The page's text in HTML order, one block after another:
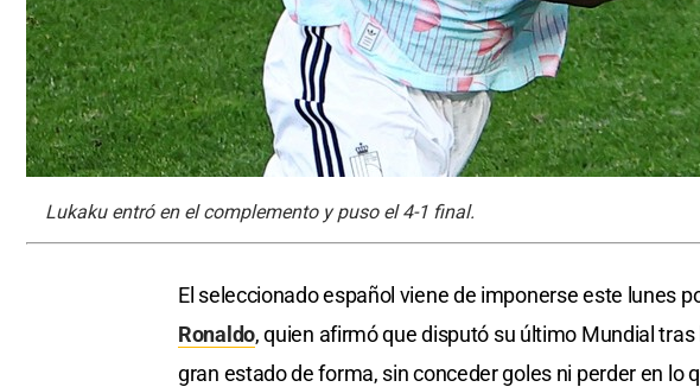
Lukaku entró en el complemento y puso el 4-1 final.
El seleccionado español viene de imponerse este lunes
Ronaldo, quien afirmó que disputó su último Mundial
gran estado de forma, sin conceder goles ni perder en lo